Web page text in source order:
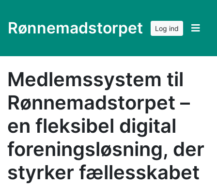
Rønnemadstorpet Log ind
Medlemssystem til
Rønnemadstorpet –
en fleksibel digital
foreningsløsning, der
styrker fællesskabet